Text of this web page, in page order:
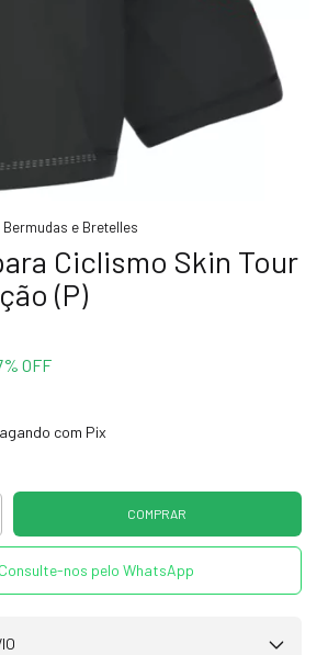
Bermudas e Bretelles
Ciclismo Skin Tour
(P)
% OFF
com Pix
Consulte-nos pelo WhatsApp